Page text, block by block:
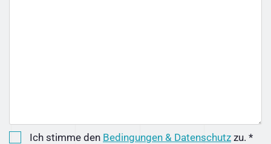
Ich stimme den Bedingungen & Datenschutz zu. *